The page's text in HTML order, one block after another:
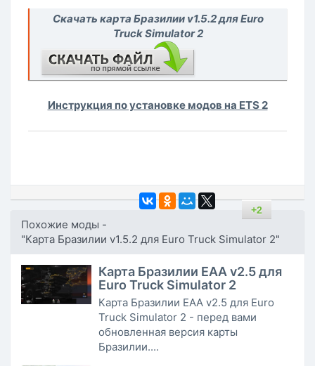
Скачать карта Бразилии v1.5.2 для Euro
Truck Simulator 2
Инструкция по установке модов на ETS 2
+2
Похожие моды -
"Карта Бразилии v1.5.2 для Euro Truck Simulator 2"
Карта Бразилии EAA v2.5 для
Euro Truck Simulator 2
Карта Бразилии EAA v2.5 для Euro
Truck Simulator 2 - перед вами
обновленная версия карты
Бразилии....